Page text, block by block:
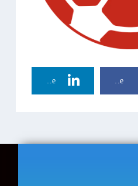
Facebook Share
Linkedin Share